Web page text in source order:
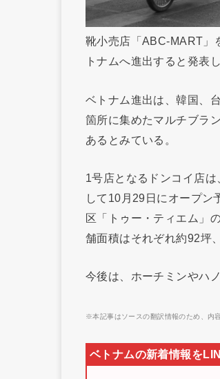
靴小売店「ABC-MART」
トナムへ進出すると発表
ベトナム進出は、韓国、
箇所に集めたマルチブラ
あるとみている。
1号店となるドンコイ店
して10月29日にオープン
区「トゥー・ティエム」
舗面積はそれぞれ約92坪
今後は、ホーチミンやハ
※本記事はソースの翻訳情報のため、内